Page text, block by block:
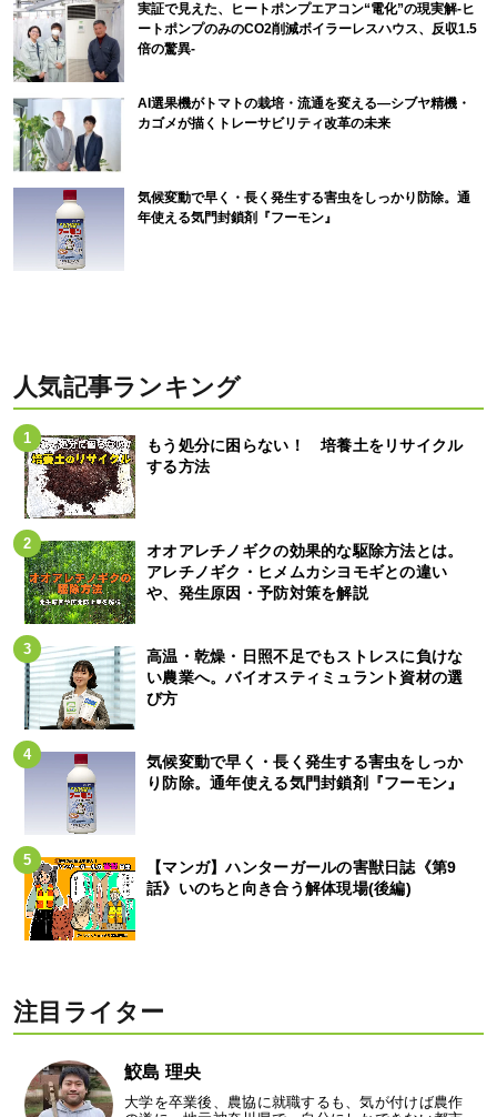
実証で見えた、ヒートポンプエアコン“電化”の現実解-ヒ
ートポンプのみのCO2削減ボイラーレスハウス、反収1.5
倍の驚異-
AI選果機がトマトの栽培・流通を変える―シブヤ精機・
カゴメが描くトレーサビリティ改革の未来
気候変動で早く・長く発生する害虫をしっかり防除。通
年使える気門封鎖剤『フーモン』
人気記事ランキング
もう処分に困らない！ 培養土をリサイクル
する方法
オオアレチノギクの効果的な駆除方法とは。
アレチノギク・ヒメムカシヨモギとの違い
や、発生原因・予防対策を解説
高温・乾燥・日照不足でもストレスに負けな
い農業へ。バイオスティミュラント資材の選
び方
気候変動で早く・長く発生する害虫をしっか
り防除。通年使える気門封鎖剤『フーモン』
【マンガ】ハンターガールの害獣日誌《第9
話》いのちと向き合う解体現場(後編)
注目ライター
鮫島 理央
大学を卒業後、農協に就職するも、気が付けば農作